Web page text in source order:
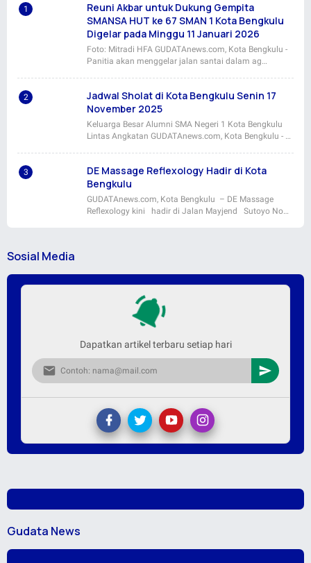
Reuni Akbar untuk Dukung Gempita
SMANSA HUT ke 67 SMAN 1 Kota Bengkulu
Digelar pada Minggu 11 Januari 2026
Foto: Mitradi HFA GUDATAnews.com, Kota Bengkulu -
Panitia akan menggelar jalan santai dalam ag…
Jadwal Sholat di Kota Bengkulu Senin 17
November 2025
Keluarga Besar Alumni SMA Negeri 1 Kota Bengkulu
Lintas Angkatan GUDATAnews.com, Kota Bengkulu - …
DE Massage Reflexology Hadir di Kota
Bengkulu
GUDATAnews.com, Kota Bengkulu – DE Massage
Reflexology kini hadir di Jalan Mayjend Sutoyo No…
Sosial Media
Dapatkan artikel terbaru setiap hari
Gudata News